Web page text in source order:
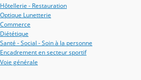
Hôtellerie - Restauration
Optique Lunetterie
Commerce
Diététique
Santé - Social - Soin à la personne
Encadrement en secteur sportif
Voie générale